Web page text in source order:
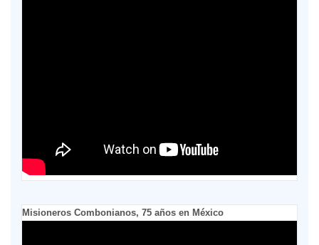
Misioneros Combonianos, 75 años en México